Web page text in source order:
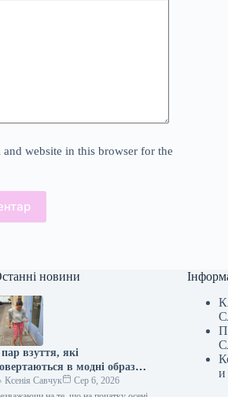
and website in this browser for the
новини
взуття, які
в модні образи
приходом осені
Ксенія Савчук
Сер 6, 2026
и